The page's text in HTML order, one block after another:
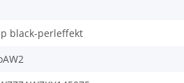
black-perleffekt